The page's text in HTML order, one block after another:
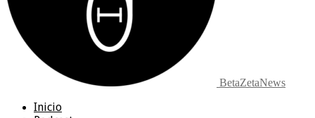
BetaZetaNews
Inicio